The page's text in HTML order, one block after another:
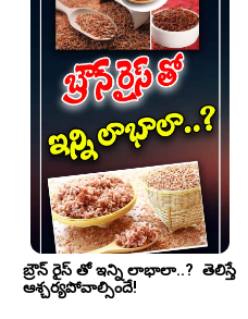
బ్రౌన్ రైస్ తో ఇన్ని లాభాలా..?  తెలిస్తే
ఆశ్చర్యపోవాల్సిందే!